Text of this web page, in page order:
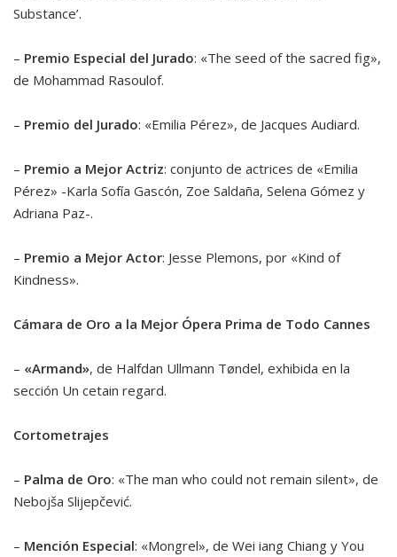
Substance’.
– Premio Especial del Jurado: «The seed of the sacred fig»,
de Mohammad Rasoulof.
– Premio del Jurado: «Emilia Pérez», de Jacques Audiard.
– Premio a Mejor Actriz: conjunto de actrices de «Emilia
Pérez» -Karla Sofía Gascón, Zoe Saldaña, Selena Gómez y
Adriana Paz-.
– Premio a Mejor Actor: Jesse Plemons, por «Kind of
Kindness».
Cámara de Oro a la Mejor Ópera Prima de Todo Cannes
– «Armand», de Halfdan Ullmann Tøndel, exhibida en la
sección Un cetain regard.
Cortometrajes
– Palma de Oro: «The man who could not remain silent», de
Nebojša Slijepčević.
– Mención Especial: «Mongrel», de Wei iang Chiang y You